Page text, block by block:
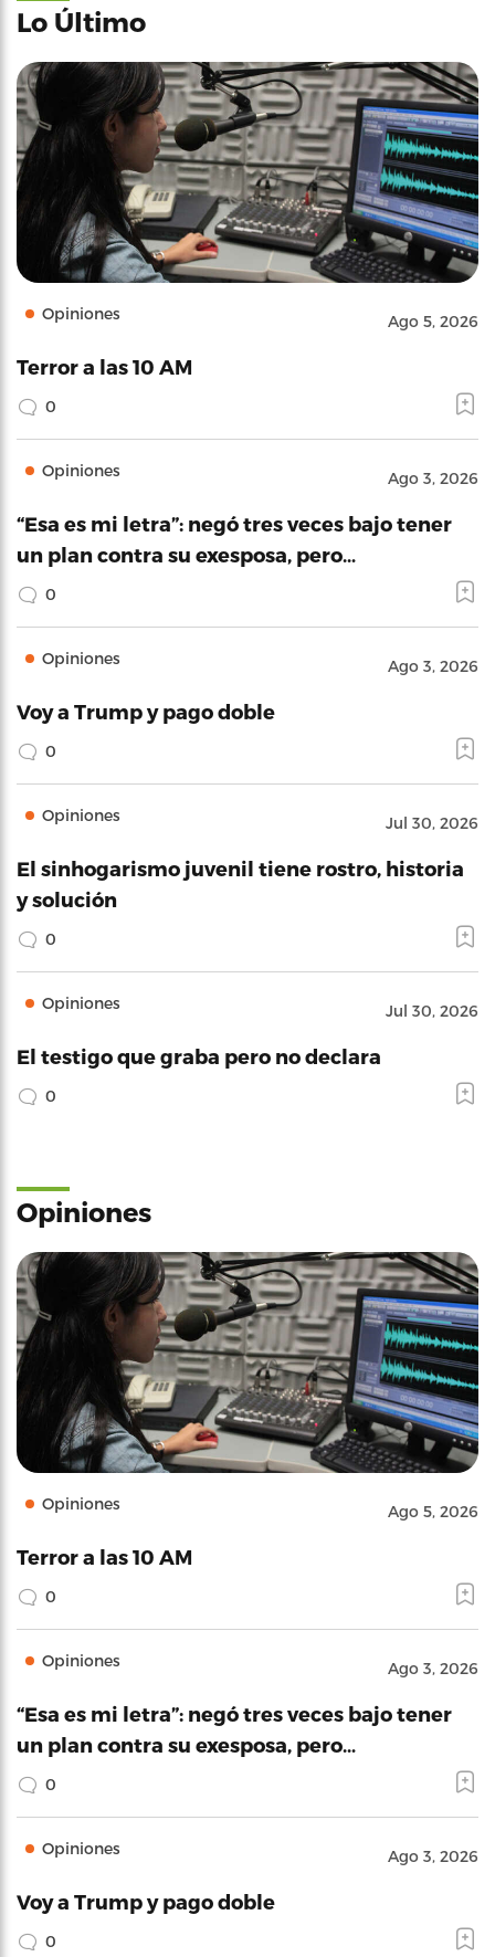
Lo Último
Opiniones Ago 5, 2026
Terror a las 10 AM
0
Opiniones Ago 3, 2026
“Esa es mi letra”: negó tres veces bajo tener
un plan contra su exesposa, pero…
0
Opiniones Ago 3, 2026
Voy a Trump y pago doble
0
Opiniones Jul 30, 2026
El sinhogarismo juvenil tiene rostro, historia
y solución
0
Opiniones Jul 30, 2026
El testigo que graba pero no declara
0
Opiniones
Opiniones Ago 5, 2026
Terror a las 10 AM
0
Opiniones Ago 3, 2026
“Esa es mi letra”: negó tres veces bajo tener
un plan contra su exesposa, pero…
0
Opiniones Ago 3, 2026
Voy a Trump y pago doble
0